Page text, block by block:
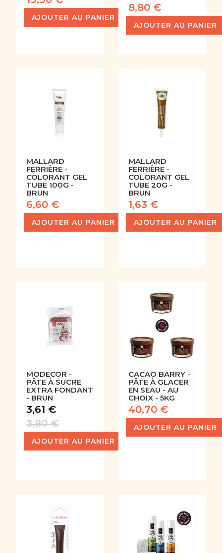
AJOUTER AU PANIER
8,80 €
AJOUTER AU PANIER
MALLARD
FERRIÈRE -
COLORANT GEL
TUBE 100G -
BRUN
6,60 €
AJOUTER AU PANIER
MALLARD
FERRIÈRE -
COLORANT GEL
TUBE 20G -
BRUN
1,63 €
AJOUTER AU PANIER
MODECOR -
PÂTE À SUCRE
EXTRA FONDANT
- BRUN
3,61 €
3,80 €
AJOUTER AU PANIER
CACAO BARRY -
PÂTE À GLACER
EN SEAU - AU
CHOIX - 5KG
40,70 €
AJOUTER AU PANIER